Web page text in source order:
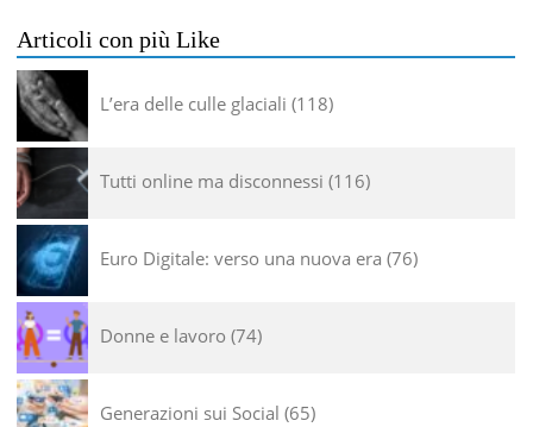
Articoli con più Like
L’era delle culle glaciali 118
Tutti online ma disconnessi 116
Euro Digitale: verso una nuova era 76
Donne e lavoro 74
Generazioni sui Social 65